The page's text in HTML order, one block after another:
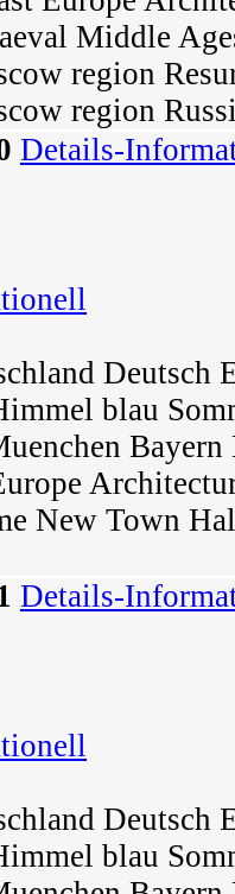
Middle
region
region
Details-
Deutsch
blau
New Town
Details-
Deutsch
blau